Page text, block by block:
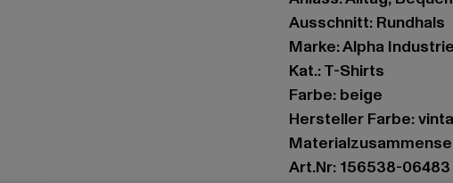
Ausschnitt: Rundhals
Marke: Alpha
Kat.: T-Shirts
Farbe: beige
Hersteller Farbe:
Art.Nr: 156538-06483